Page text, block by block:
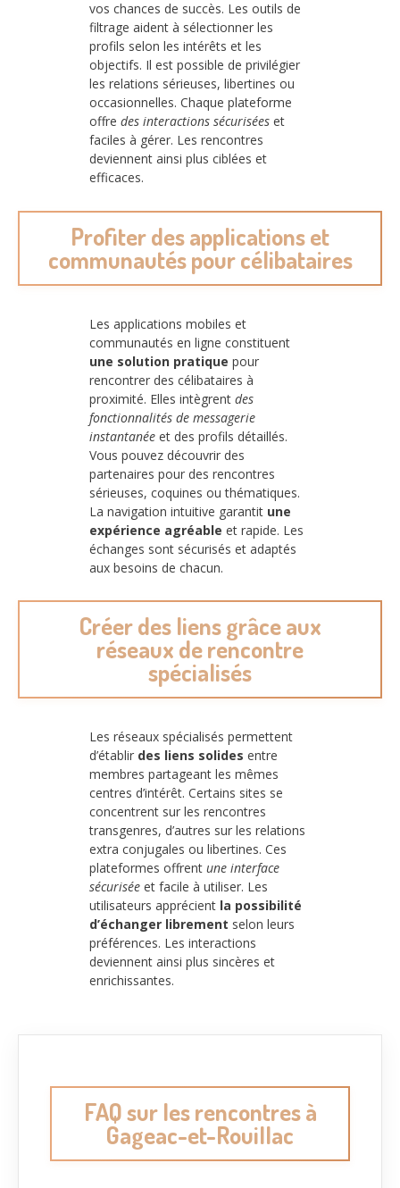
vos chances de succès. Les outils de
filtrage aident à sélectionner les
profils selon les intérêts et les
objectifs. Il est possible de privilégier
les relations sérieuses, libertines ou
occasionnelles. Chaque plateforme
offre des interactions sécurisées et
faciles à gérer. Les rencontres
deviennent ainsi plus ciblées et
efficaces.
Profiter des applications et
communautés pour célibataires
Les applications mobiles et
communautés en ligne constituent
une solution pratique pour
rencontrer des célibataires à
proximité. Elles intègrent des
fonctionnalités de messagerie
instantanée et des profils détaillés.
Vous pouvez découvrir des
partenaires pour des rencontres
sérieuses, coquines ou thématiques.
La navigation intuitive garantit une
expérience agréable et rapide. Les
échanges sont sécurisés et adaptés
aux besoins de chacun.
Créer des liens grâce aux
réseaux de rencontre
spécialisés
Les réseaux spécialisés permettent
d’établir des liens solides entre
membres partageant les mêmes
centres d’intérêt. Certains sites se
concentrent sur les rencontres
transgenres, d’autres sur les relations
extra conjugales ou libertines. Ces
plateformes offrent une interface
sécurisée et facile à utiliser. Les
utilisateurs apprécient la possibilité
d’échanger librement selon leurs
préférences. Les interactions
deviennent ainsi plus sincères et
enrichissantes.
FAQ sur les rencontres à
Gageac-et-Rouillac